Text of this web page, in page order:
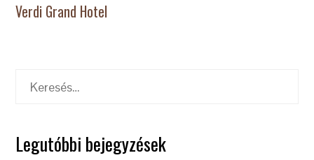
Verdi Grand Hotel
Keresés:
Legutóbbi bejegyzések